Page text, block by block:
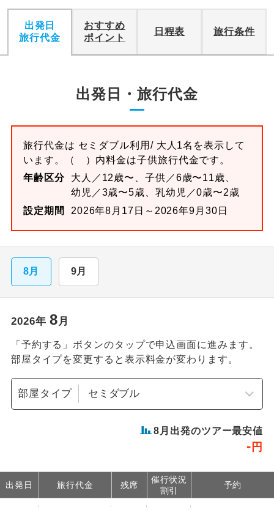
出発日
旅行代金
おすすめ
ポイント
日程表 旅行条件
出発日・旅行代金
旅行代金は セミダブル利用/ 大人1名を表示して
います。
（ ）内料金は子供旅行代金です。
年齢区分
大人／12歳〜、子供／6歳〜11歳、
幼児／3歳〜5歳、乳幼児／0歳〜2歳
設定期間
2026年8月17日～2026年9月30日
8月 9月
2026年 8月
「予約する」ボタンのタップで申込画面に進みます。
部屋タイプを変更すると表示料金が変わります。
部屋タイプ
8 月出発のツアー最安値
- 円
出発日 旅行代金 残席
催行状況
割引
予約